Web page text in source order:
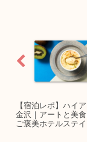
【宿泊レポ】ハイ
金沢｜アートと美
ご褒美ホテルステイ